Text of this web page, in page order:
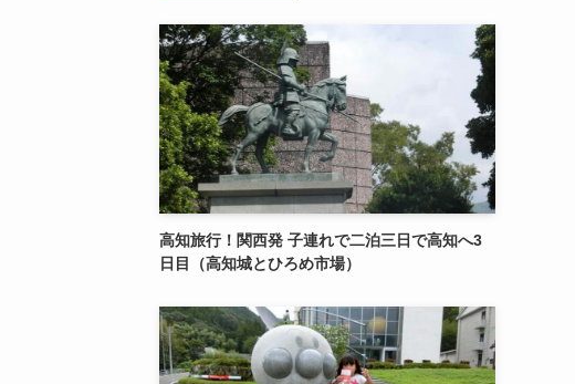
高知旅行！関西発 子連れで二泊三日で高知へ3
日目（高知城とひろめ市場）